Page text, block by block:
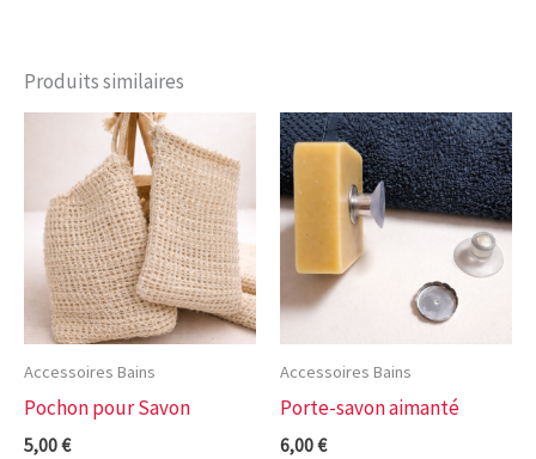
Produits similaires
Accessoires Bains
Pochon pour Savon
5,00€
Accessoires Bains
Porte-savon aimanté
6,00€